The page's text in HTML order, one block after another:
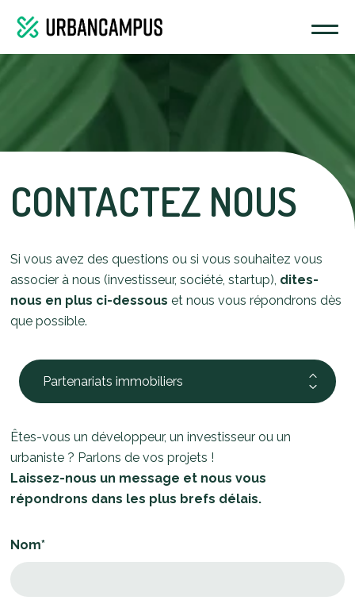
CONTACTEZ NOUS
Si vous avez des questions ou si vous souhaitez vous
associer à nous (investisseur, société, startup), dites-
nous en plus ci-dessous et nous vous répondrons dès
que possible.
Partenariats immobiliers
Êtes-vous un développeur, un investisseur ou un
urbaniste ? Parlons de vos projets !
Laissez-nous un message et nous vous
répondrons dans les plus brefs délais.
Nom*